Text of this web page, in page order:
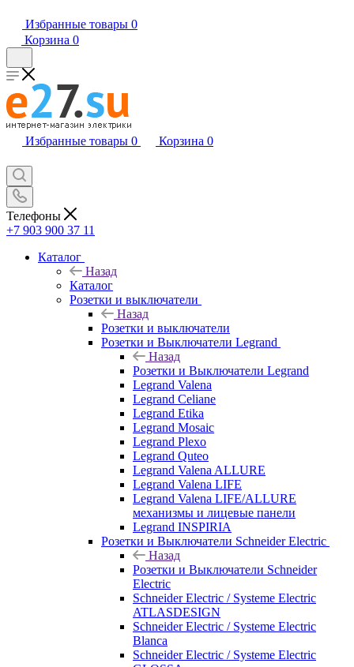
Избранные товары 0
Корзина 0
Избранные товары 0 Корзина 0
Телефоны
+7 903 900 37 11
Каталог
Назад
Каталог
Розетки и выключатели
Назад
Розетки и выключатели
Розетки и Выключатели Legrand
Назад
Розетки и Выключатели Legrand
Legrand Valena
Legrand Celiane
Legrand Etika
Legrand Mosaic
Legrand Plexo
Legrand Quteo
Legrand Valena ALLURE
Legrand Valena LIFE
Legrand Valena LIFE/ALLURE
механизмы и лицевые панели
Legrand INSPIRIA
Розетки и Выключатели Schneider Electric
Назад
Розетки и Выключатели Schneider
Electric
Schneider Electric / Systeme Electric
ATLASDESIGN
Schneider Electric / Systeme Electric
Blanca
Schneider Electric / Systeme Electric